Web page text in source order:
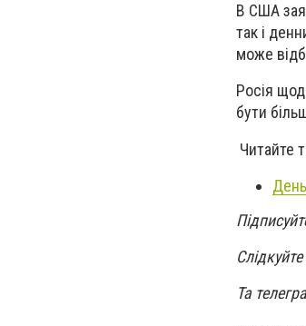
В США
так і
може
Росія
бути
Читайте
Та